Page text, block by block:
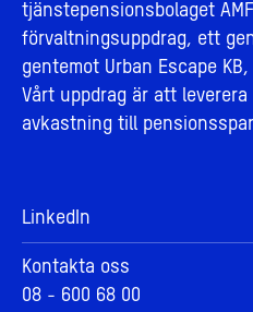
tjänstepensionsbolaget
förvaltningsuppdrag, ett
gentemot Urban Escape
Vårt uppdrag är att
avkastning till
LinkedIn
Kontakta oss
08 - 600 68 00